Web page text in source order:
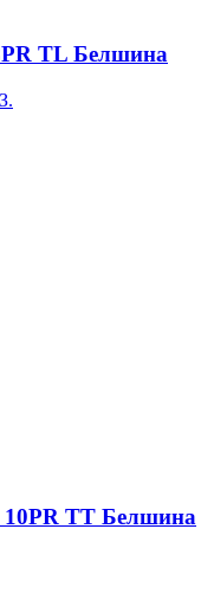
TL Белшина
10PR TT Белшина